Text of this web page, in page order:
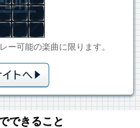
可能の楽曲に限ります。
できること